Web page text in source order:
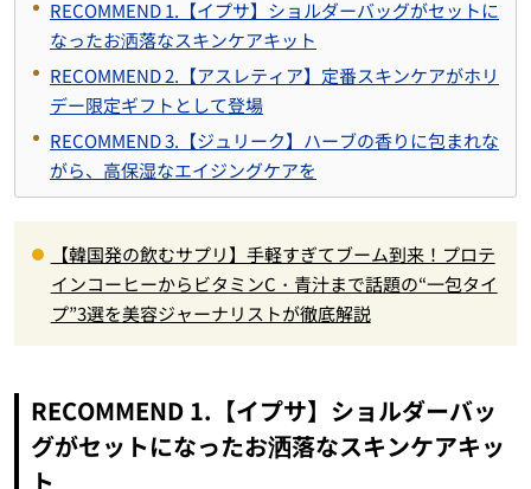
RECOMMEND 1.【イプサ】ショルダーバッグがセットに
なったお洒落なスキンケアキット
RECOMMEND 2.【アスレティア】定番スキンケアがホリ
デー限定ギフトとして登場
RECOMMEND 3.【ジュリーク】ハーブの香りに包まれな
がら、高保湿なエイジングケアを
【韓国発の飲むサプリ】手軽すぎてブーム到来！プロテ
インコーヒーからビタミンC・青汁まで話題の“一包タイ
プ”3選を美容ジャーナリストが徹底解説
RECOMMEND 1.【イプサ】ショルダーバッ
グがセットになったお洒落なスキンケアキッ
ト